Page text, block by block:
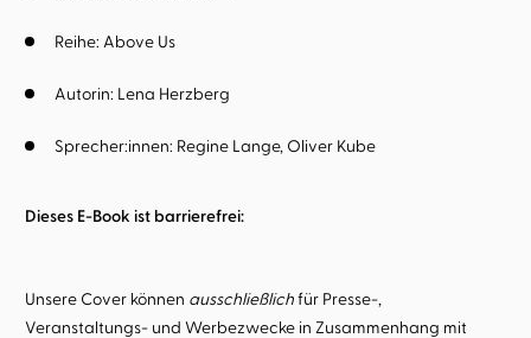
Reihe: Above Us
Autorin: Lena Herzberg
Sprecher:innen: Regine Lange Oliver Kube
Dieses E-Book ist barrierefrei:
Unsere Cover können ausschließlichfür Presse-,
Veranstaltungs- und Werbezwecke in Zusammenhang mit